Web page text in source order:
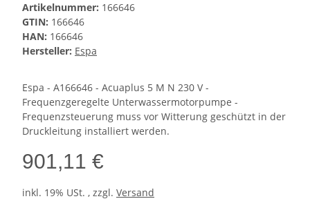
Artikelnummer: 166646
GTIN: 166646
HAN: 166646
Hersteller: Espa
Espa - A166646 - Acuaplus 5 M N 230 V -
Frequenzgeregelte Unterwassermotorpumpe -
Frequenzsteuerung muss vor Witterung geschützt in der
Druckleitung installiert werden.
901,11 €
inkl. 19% USt. , zzgl. Versand